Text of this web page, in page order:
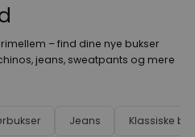
– find dine nye bukser
jeans, sweatpants og mere
Jeans Klassiske